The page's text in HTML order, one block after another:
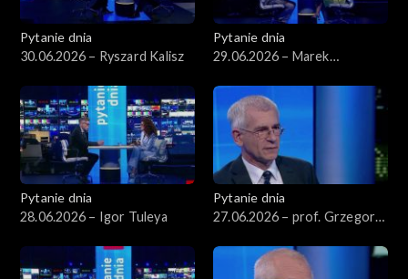
Pytanie dnia
30.06.2026 – Ryszard Kalisz
Pytanie dnia
29.06.2026 – Marek
Pytanie dnia
28.06.2026 – Igor Tuleya
Pytanie dnia
27.06.2026 – prof. Grzegorz